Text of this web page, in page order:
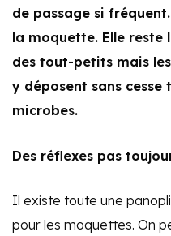
de passage si
la moquette. Elle
des tout-petits mais
y déposent sans
microbes.
Des réflexes pas
Il existe toute une
pour les moquettes. On